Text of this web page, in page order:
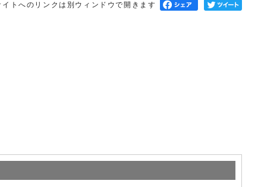
イトへのリンクは別ウィンドウで開きます